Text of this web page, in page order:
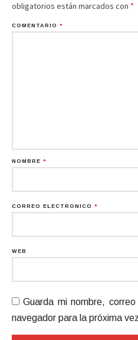
obligatorios están marcados con *
COMENTARIO *
NOMBRE *
CORREO ELECTRÓNICO *
WEB
Guarda mi nombre,
navegador para la próxima